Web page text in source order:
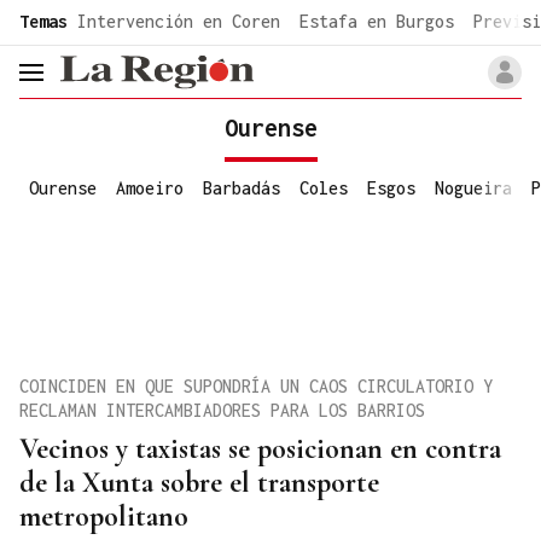
common.go-to-content
Temas Intervención en Coren Estafa en Burgos
header.menu.open
Ourense
Ourense Amoeiro Barbadás Coles Esgos Nogueira
Vecinos y taxistas se posicionan en contra
de la Xunta sobre el transporte
metropolitano
COINCIDEN EN QUE SUPONDRÍA UN CAOS CIRCULATORIO Y
RECLAMAN INTERCAMBIADORES PARA LOS BARRIOS